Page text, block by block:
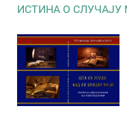
ИСТИНА О